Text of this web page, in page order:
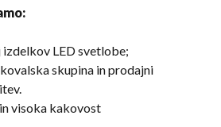
LED svetlobe;
skupina in prodajni
visoka kakovost